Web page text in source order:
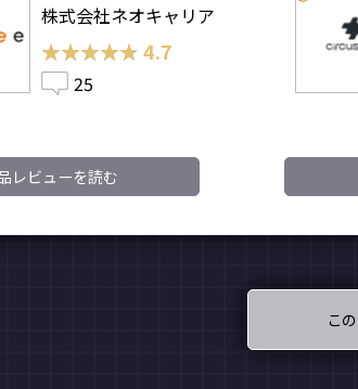
株式会社ネオキャリア
★★★★★
★★★★★4.7
25
レビューを読む
こ